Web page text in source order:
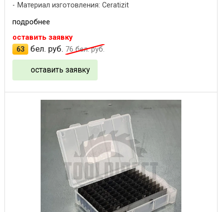
Материал изготовления: Ceratizit
подробнее
оставить заявку
63
бел. руб. 76бел. руб.
оставить заявку